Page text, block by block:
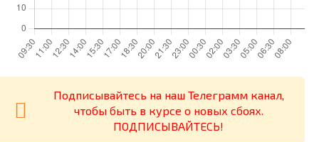
Подписывайтесь на наш Телеграмм канал,
чтобы быть в курсе о новых сбоях.
ПОДПИСЫВАЙТЕСЬ!